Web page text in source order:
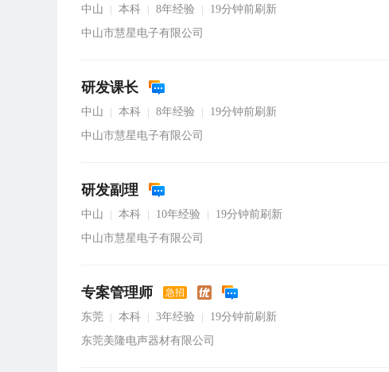
中山 本科 8年经验
19分钟前刷新
中山市慧星电子有限公司
研发课长
中山 本科 8年经验
19分钟前刷新
中山市慧星电子有限公司
研发副理
中山 本科 10年经验
19分钟前刷新
中山市慧星电子有限公司
专案管理师 急招
东莞 本科 3年经验
19分钟前刷新
东莞美隆电声器材有限公司